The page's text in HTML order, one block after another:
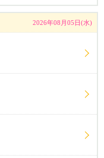
2026年08月05日(水)